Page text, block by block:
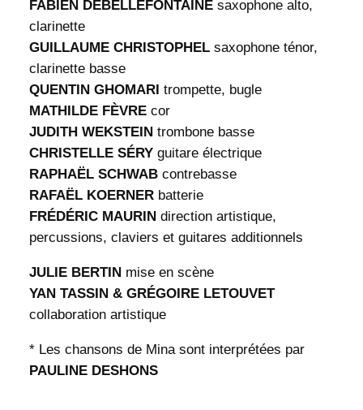
FABIEN DEBELLEFONTAINEsaxophone alto,
clarinette
GUILLAUME CHRISTOPHELsaxophone ténor,
clarinette basse
QUENTIN GHOMARI trompette, bugle
MATHILDE FÈVREcor
JUDITH WEKSTEIN trombone basse
CHRISTELLE SÉRY guitare électrique
RAPHAËL SCHWAB contrebasse
RAFAËL KOERNERbatterie
FRÉDÉRIC MAURIN direction artistique,
percussions, claviers et guitares additionnels
JULIE BERTIN mise en scène
YAN TASSIN & GRÉGOIRE LETOUVET
collaboration artistique
* Les chansons de Mina sont interprétées par
PAULINE DESHONS